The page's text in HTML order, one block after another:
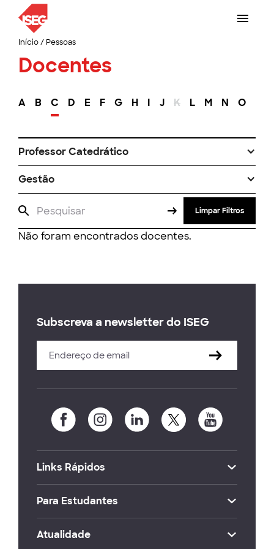
Início/ Pessoas
Docentes
A B C D E F G H I J K L M N O
Professor Catedrático
Gestão
Limpar Filtros
Não foram encontrados docentes.
Subscreva a newsletter do ISEG
Links Rápidos
Para Estudantes
Atualidade